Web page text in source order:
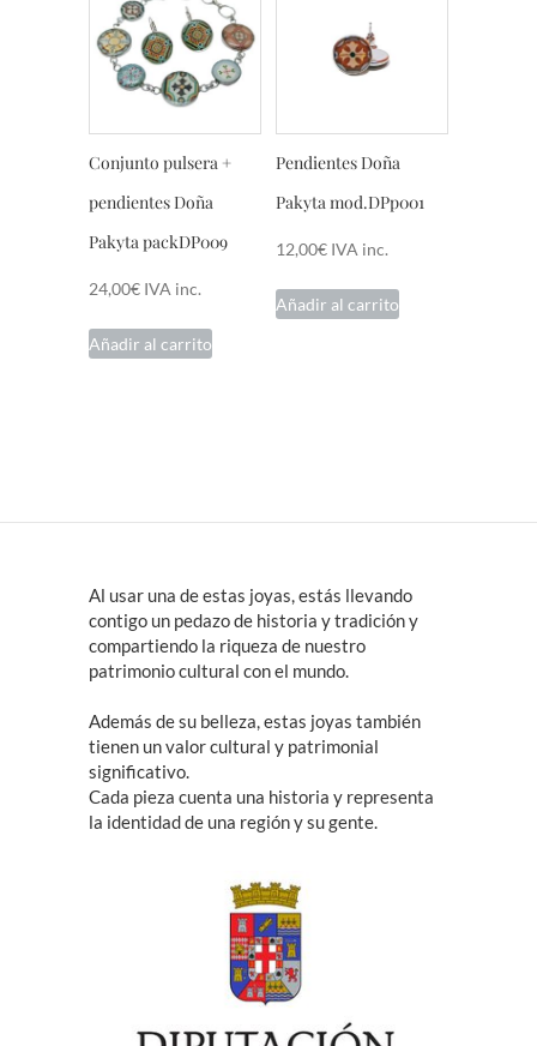
Conjunto pulsera +
pendientes Doña
Pakyta packDP009
24,00€ IVA inc.
Añadir al carrito
Pendientes Doña
Pakyta mod.DPp001
12,00€ IVA inc.
Añadir al carrito
Al usar una de estas joyas, estás llevando
contigo un pedazo de historia y tradición y
compartiendo la riqueza de nuestro
patrimonio cultural con el mundo.
Además de su belleza, estas joyas también
tienen un valor cultural y patrimonial
significativo.
Cada pieza cuenta una historia y representa
la identidad de una región y su gente.